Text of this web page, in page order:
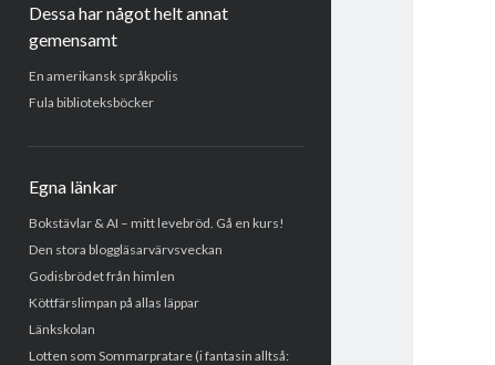
Dessa har något helt annat
gemensamt
En amerikansk språkpolis
Fula biblioteksböcker
Egna länkar
Bokstävlar & AI – mitt levebröd. Gå en kurs!
Den stora bloggläsarvärvsveckan
Godisbrödet från himlen
Köttfärslimpan på allas läppar
Länkskolan
Lotten som Sommarpratare (i fantasin alltså: